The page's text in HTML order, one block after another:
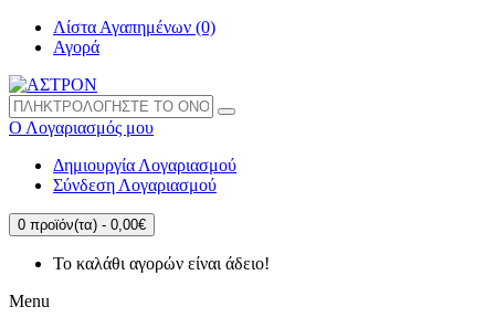
Λίστα Αγαπημένων (0)
Αγορά
Ο Λογαριασμός μου
Δημιουργία Λογαριασμού
Σύνδεση Λογαριασμού
0 προϊόν(τα) - 0,00€
Το καλάθι αγορών είναι άδειο!
Menu